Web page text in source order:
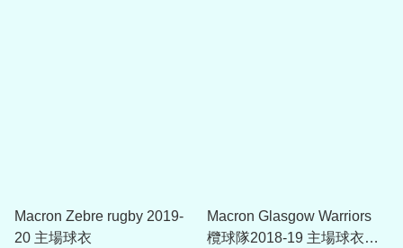
Macron Zebre rugby 2019-
20 主場球衣
Macron Glasgow Warriors
欖球隊2018-19 主場球衣